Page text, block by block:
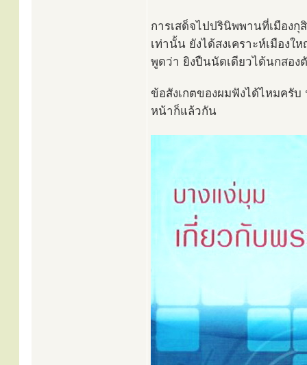
การเสด็จไปปรินิพพานที่เมืองกุ
เท่านั้น ยังได้สงเคราะห์เมือง
พูดว่า ยิงปืนนัดเดียวได้นกสอง
ข้อสังเกตของผมฟังได้ไหมครับ
หน้าก็แล้วกัน